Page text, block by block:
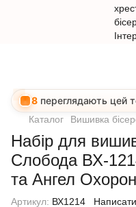
8 переглядають цей
Каталог Вишивка
Набір для
Слобода ВХ-
та Ангел
Артикул: ВХ1214 Написати